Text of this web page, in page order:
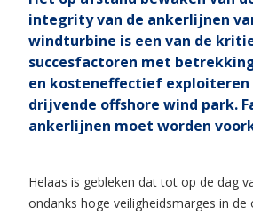
integrity van de ankerlijnen
windturbine is een van de
succesfactoren met
en kosteneffectief exploiteren
drijvende offshore wind park.
ankerlijnen moet worden
Helaas is gebleken dat tot op de dag
ondanks hoge veiligheidsmarges in de